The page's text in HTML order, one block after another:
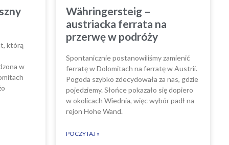
którą
w
Währingersteig –
austriacka ferrata na
przerwę w podróży
Spontanicznie postanowiliśmy zamienić
ferratę w Dolomitach na ferratę w Austrii.
Pogoda szybko zdecydowała za nas, gdzie
pojedziemy. Słońce pokazało się dopiero
w okolicach Wiednia, więc wybór padł na
rejon Hohe Wand.
POCZYTAJ »